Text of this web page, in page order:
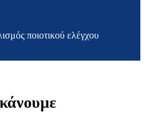
ποιοτικού ελέγχου